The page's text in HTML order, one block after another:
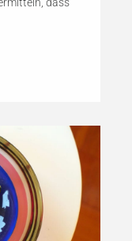
dass